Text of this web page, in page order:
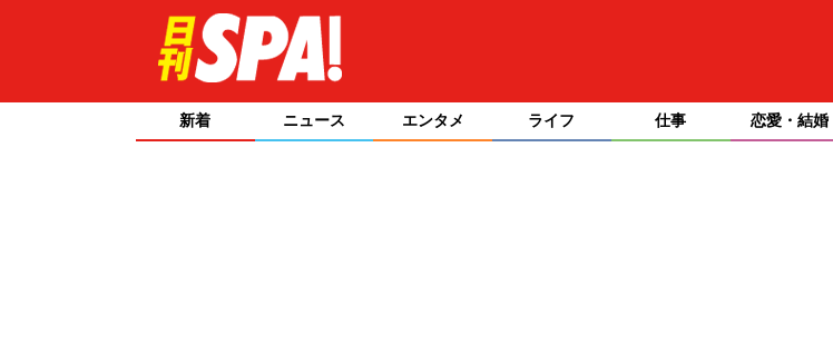
新着 ニュース エンタメ ライフ 仕事 恋愛・結婚